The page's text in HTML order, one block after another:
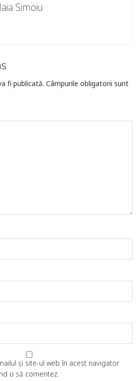
Simoiu
fi publicată. Câmpurile obligatorii sunt
și site-ul web în acest navigator
o să comentez.